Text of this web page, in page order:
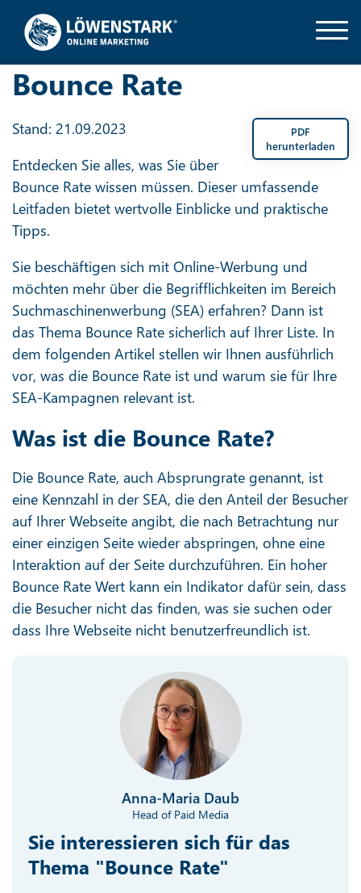
Bounce Rate
PDF
herunterladen
Stand: 21.09.2023
Entdecken Sie alles, was Sie über
Bounce Rate wissen müssen. Dieser umfassende
Leitfaden bietet wertvolle Einblicke und praktische
Tipps.
Sie beschäftigen sich mit Online-Werbung und
möchten mehr über die Begrifflichkeiten im Bereich
Suchmaschinenwerbung (SEA) erfahren? Dann ist
das Thema Bounce Rate sicherlich auf Ihrer Liste. In
dem folgenden Artikel stellen wir Ihnen ausführlich
vor, was die Bounce Rate ist und warum sie für Ihre
SEA-Kampagnen relevant ist.
Was ist die Bounce Rate?
Die Bounce Rate, auch Absprungrate genannt, ist
eine Kennzahl in der SEA, die den Anteil der Besucher
auf Ihrer Webseite angibt, die nach Betrachtung nur
einer einzigen Seite wieder abspringen, ohne eine
Interaktion auf der Seite durchzuführen. Ein hoher
Bounce Rate Wert kann ein Indikator dafür sein, dass
die Besucher nicht das finden, was sie suchen oder
dass Ihre Webseite nicht benutzerfreundlich ist.
Anna-Maria Daub
Head of Paid Media
Sie interessieren sich für das
Thema "Bounce Rate"